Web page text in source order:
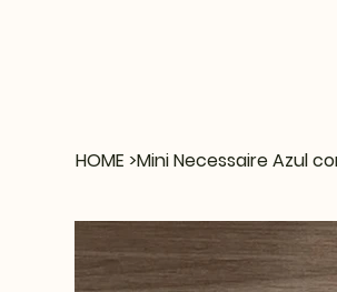
HOME >Mini Necessaire Azul